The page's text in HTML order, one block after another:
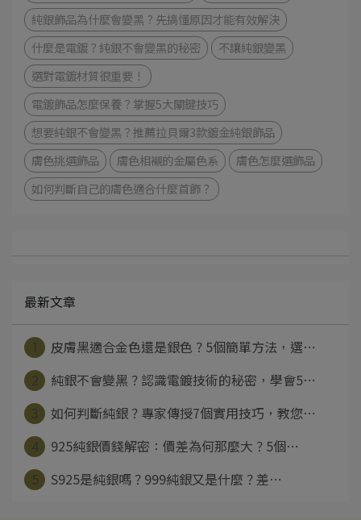
純銀飾品為什麼會變黑？先搞懂原因才能有效解決
什麼是電鍍？純銀不會變黑的秘密 不讓純銀變黑
選對電鍍材質很重要！
電鍍飾品怎麼保養？掌握5大關鍵技巧
想要純銀不會變黑？推薦拉貝爾3款鍍金純銀飾品
膚色挑選飾品 膚色相襯的金屬色系 膚色怎麼選飾品
如何判斷自己的膚色適合什麼首飾？
最新文章
皮膚黑適合金色還是銀色？5個簡單方法，選⋯
純銀不會變黑？認識電鍍技術的秘密，學會5⋯
如何判斷純銀？專家傳授7個實用技巧，教您⋯
925純銀價錢解密：價差為何那麼大？5個⋯
S925是純銀嗎？999純銀又是什麼？差⋯